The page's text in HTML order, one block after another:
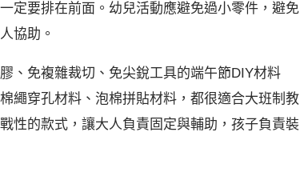
定要排在前面。幼兒活動應避免過小零件，避免
協助。
、免複雜裁切、免尖銳工具的端午節DIY材料
繩穿孔材料、泡棉拼貼材料，都很適合大班制教
性的款式，讓大人負責固定與輔助，孩子負責裝